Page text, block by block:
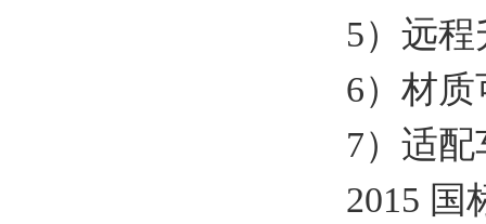
5）远
6）材
7）适
2015 国